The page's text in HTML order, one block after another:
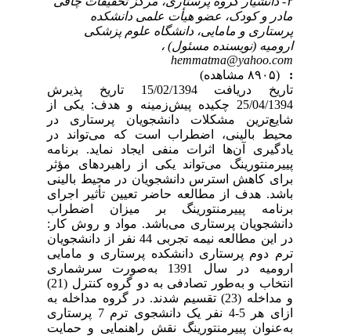
مادر و کودک، عضو هیأت علمی دانشکده
پرستاری و مامایی، دانشگاه علوم پزشکی
ارومیه (نویسنده مسئول) ،
hemmatma@yahoo.com
تاریخ دریافت 15/02/1394 تاریخ پذیرش
25/04/1394 چکیده پیش‌زمینه و هدف: یکی از
شایع‌ترین مشکلات دانشجویان پرستاری در
محیط بالینی، اضطراب است که می‌تواند در
یادگیری آن‌ها اثرات منفی ایجاد نماید. برنامه
پییرمنتورینگ می‌تواند یکی از راهبردهای مؤثر
برای کاهش استرس دانشجویان در محیط بالینی
باشد. هدف از مطالعه حاضر تعیین تأثیر اجرای
برنامه پییرمنتورینگ بر میزان اضطراب
دانشجویان پرستاری می‌باشد. مواد و روش کار:
در این مطالعه نیمه تجربی 44 نفر از دانشجویان
ترم دوم پرستاری دانشکده پرستاری و مامایی
ارومیه در سال 1391 به‌صورت سرشماری
انتخاب و به‌طور تصادفی به دو گروه کنترل (21)
و مداخله (23) تقسیم شدند. در گروه مداخله به
ازای هر 5-4 نفر یک دانشجوی ترم 7 پرستاری
به‌عنوان پییرمنتورینگ نقش راهنمایی و حمایت